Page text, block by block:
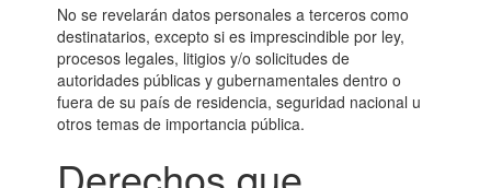
No se revelarán datos personales a terceros como
destinatarios, excepto si es imprescindible por ley,
procesos legales, litigios y/o solicitudes de
autoridades públicas y gubernamentales dentro o
fuera de su país de residencia, seguridad nacional u
otros temas de importancia pública.